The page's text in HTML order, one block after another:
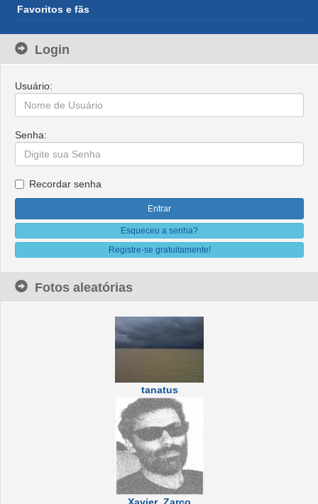
Favoritos e fãs
Login
Usuário:
Senha:
Recordar senha
Esqueceu a senha?
Registre-se gratuitamente!
Fotos aleatórias
tanatus